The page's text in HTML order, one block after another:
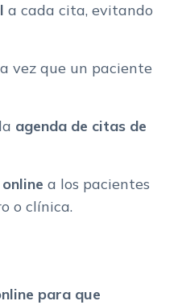
a cada cita, evitando
vez que un paciente
agenda de citas de
a los pacientes
o clínica.
para que